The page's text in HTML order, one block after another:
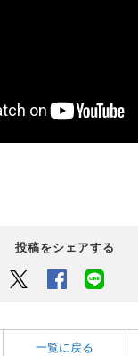
投稿をシェアする
Twitter Facebook
一覧に戻る